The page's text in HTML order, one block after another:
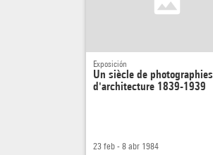
Exposición
Un siècle de photographies
d'architecture 1839-1939
23 feb - 8 abr 1984